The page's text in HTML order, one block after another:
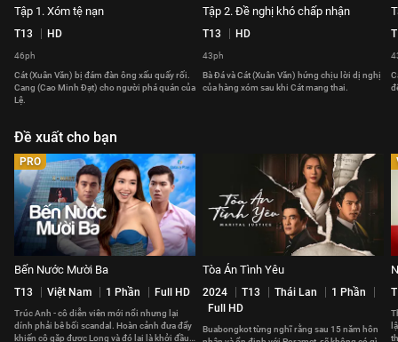
Tập 1. Xóm tệ nạn
T13 HD
46ph
Cát (Xuân Văn) bị đám đàn ông xấu quấy rối.
Cang (Cao Minh Đạt) cho người phá quán của
Lệ.
Tập 2. Đề nghị khó chấp nhận
T13 HD
43ph
Bà Đá và Cát (Xuân Văn) hứng chịu lời dị nghị
của hàng xóm sau khi Cát mang thai.
Đề xuất cho bạn
PRO
Bến Nước Mười Ba
T13 Việt Nam 1 Phần Full HD
Trúc Anh - cô diễn viên mới nổi nhưng lại
dính phải bê bối scandal. Hoàn cảnh đưa đẩy
khiến cô gặp được Long và đó lại là khởi đầu
Tòa Án Tình Yêu
2024 T13 Thái Lan
1 Phần
Full HD
Buabongkot từng nghĩ rằng sau 15 năm hôn